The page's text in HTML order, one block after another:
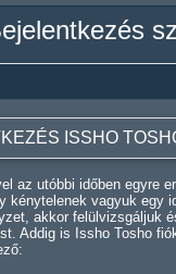
ISSHO
az utóbbi időben egyre
kénytelenek vagyuk egy
akkor felülvizsgáljuk
Addig is Issho Tosho